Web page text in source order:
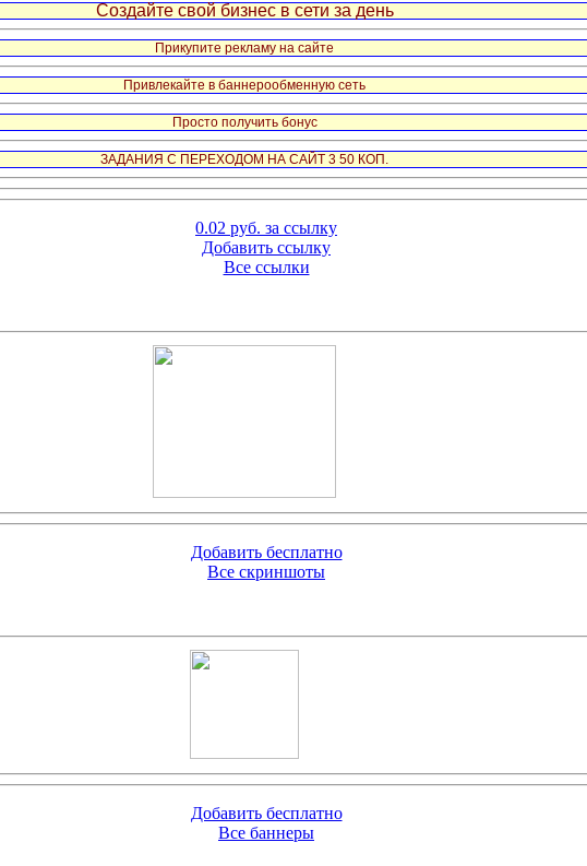
Создайте свой бизнес в сети за день
Прикупите рекламу на сайте
Привлекайте в баннерообменную сеть
Просто получить бонус
ЗАДАНИЯ С ПЕРЕХОДОМ НА САЙТ 3 50 КОП.
0.02 руб. за ссылку
Добавить ссылку
Все ссылки
Добавить бесплатно
Все скриншоты
Добавить бесплатно
Все баннеры